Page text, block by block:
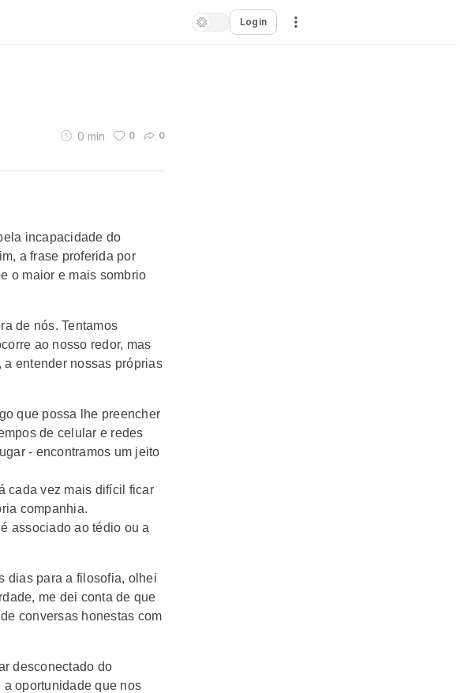
Login
0 min 0 0
incapacidade do
a frase proferida por
o maior e mais sombrio
de nós. Tentamos
ao nosso redor, mas
entender nossas próprias
que possa lhe preencher
de celular e redes
- encontramos um jeito
cada vez mais difícil ficar
companhia.
associado ao tédio ou a
dias para a filosofia, olhei
me dei conta de que
conversas honestas com
desconectado do
oportunidade que nos